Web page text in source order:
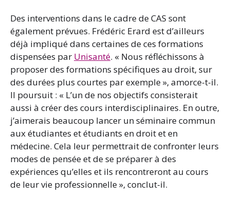
Des interventions dans le cadre de CAS sont
également prévues. Frédéric Erard est d’ailleurs
déjà impliqué dans certaines de ces formations
dispensées par Unisanté. « Nous réfléchissons à
proposer des formations spécifiques au droit, sur
des durées plus courtes par exemple », amorce-t-il.
Il poursuit : « L’un de nos objectifs consisterait
aussi à créer des cours interdisciplinaires. En outre,
j’aimerais beaucoup lancer un séminaire commun
aux étudiantes et étudiants en droit et en
médecine. Cela leur permettrait de confronter leurs
modes de pensée et de se préparer à des
expériences qu’elles et ils rencontreront au cours
de leur vie professionnelle », conclut-il.